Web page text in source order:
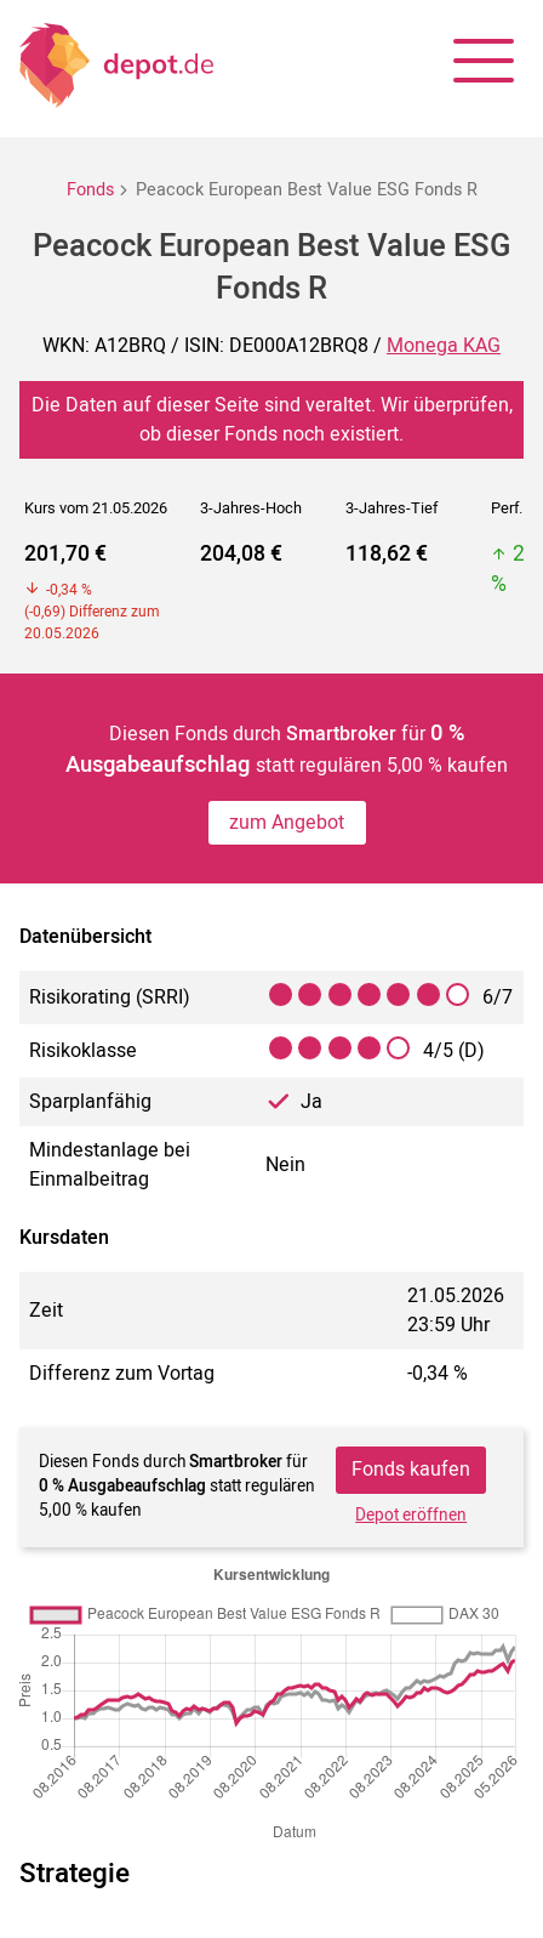
Fonds Peacock European Best Value ESG Fonds R
Peacock European Best Value ESG
Fonds R
WKN: A12BRQ / ISIN: DE000A12BRQ8 / Monega KAG
Die Daten auf dieser Seite sind veraltet. Wir überprüfen,
ob dieser Fonds noch existiert.
Kurs vom 21.05.2026 3-Jahres-Hoch 3-Jahres-Tief Perf. 5J
201,70 €
-0,34 %
(-0,69) Differenz zum
20.05.2026
204,08 € 118,62 €
%
Diesen Fonds durch Smartbrokerfür 0 %
Ausgabeaufschlagstatt regulären 5,00 % kaufen
zum Angebot
Datenübersicht
Risikorating (SRRI)
6/7
Risikoklasse
4/5 (D)
Sparplanfähig
Ja
Mindestanlage bei
Einmalbeitrag
Nein
Kursdaten
Zeit
21.05.2026
23:59 Uhr
Differenz zum Vortag
-0,34 %
Diesen Fonds durchSmartbrokerfür
0 % Ausgabeaufschlag statt regulären
5,00 % kaufen
Fonds kaufen
Depot eröffnen
Strategie